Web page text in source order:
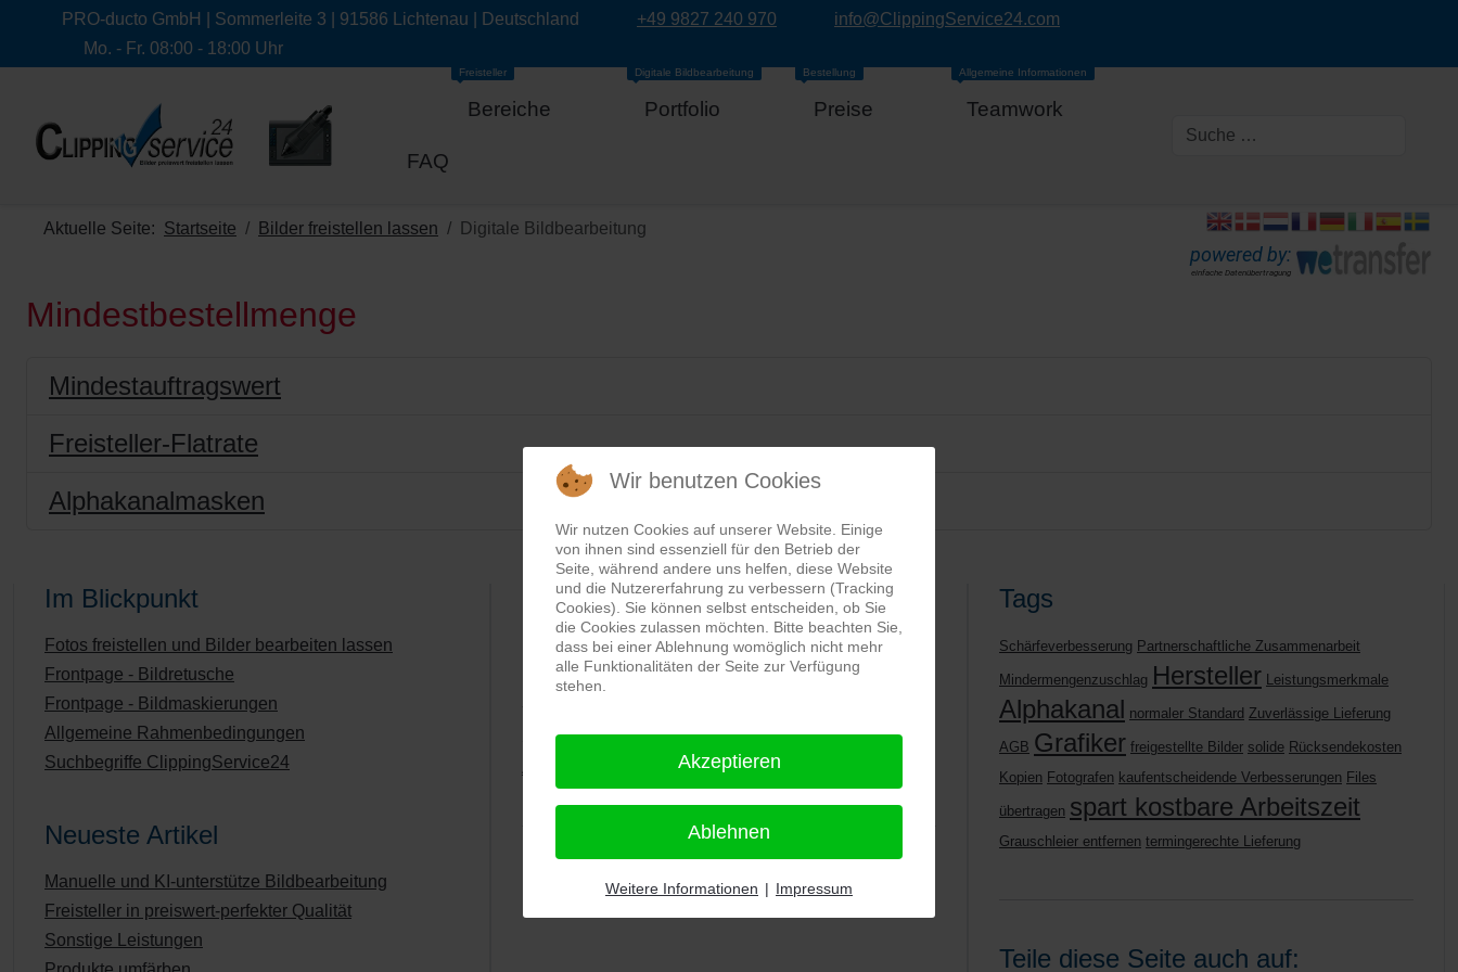
PRO-ducto GmbH | Sommerleite 3 | 91586 Lichtenau | Deutschland +49 9827 240 970
info@ClippingService24.com
Mo. - Fr. 08:00 - 18:00 Uhr
Bereiche
Freisteller
Portfolio
Digitale Bildbearbeitung
Preise
Bestellung
Teamwork
Allgemeine Informationen
FAQ
Aktuelle Seite: Startseite Bilder freistellen lassen Digitale Bildbearbeitung
powered by:
einfache Datenübertragung
Mindestbestellmenge
Mindestauftragswert
Freisteller-Flatrate
Alphakanalmasken
Im Blickpunkt
Fotos freistellen und Bilder bearbeiten lassen
Frontpage - Bildretusche
Frontpage - Bildmaskierungen
Allgemeine Rahmenbedingungen
Suchbegriffe ClippingService24
Neueste Artikel
Manuelle und KI-unterstütze Bildbearbeitung
Freisteller in preiswert-perfekter Qualität
Sonstige Leistungen
PRO-ducto GmbH, Fotografie und Bildbearbeitung in
Lichtenau
11.01.2026)
Alle Rezensionen ansehen|Bewertung abgeben
Tags
Schärfeverbesserung Partnerschaftliche Zusammenarbeit
Mindermengenzuschlag Hersteller Leistungsmerkmale
Alphakanal normaler Standard Zuverlässige Lieferung
AGB Grafiker freigestellte Bilder solide Rücksendekosten
Kopien Fotografen kaufentscheidende Verbesserungen Files
übertragen spart kostbare Arbeitszeit
Grauschleier entfernen termingerechte Lieferung
Teile diese Seite auch auf:
Wir benutzen Cookies
Wir nutzen Cookies auf unserer Website. Einige
von ihnen sind essenziell für den Betrieb der
Seite, während andere uns helfen, diese Website
und die Nutzererfahrung zu verbessern (Tracking
Cookies). Sie können selbst entscheiden, ob Sie
die Cookies zulassen möchten. Bitte beachten Sie,
dass bei einer Ablehnung womöglich nicht mehr
alle Funktionalitäten der Seite zur Verfügung
stehen.
Akzeptieren
Ablehnen
Weitere Informationen | Impressum